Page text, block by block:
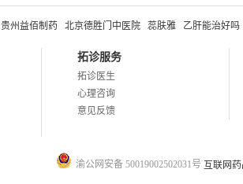
贵州益佰制药 北京德胜门中医院 蕊肤雅 乙肝能治好吗
拓诊服务
拓诊医生
心理咨询
意见反馈
渝公网安备 50019002502031号 互联网